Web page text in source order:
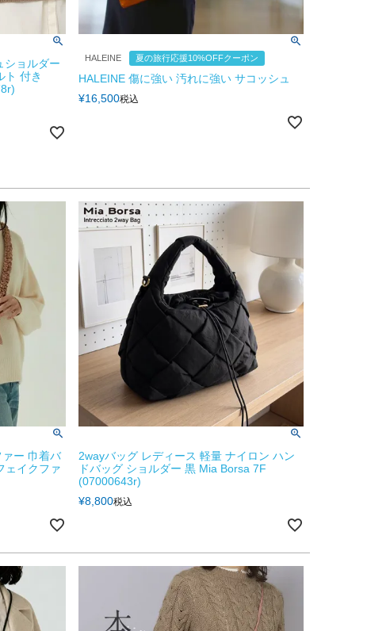
ョルダー
ト 付き
HALEINE 夏の旅行応援10%OFFクーポン
HALEINE 傷に強い 汚れに強い サコッシュ
¥16,500税込
ー 巾着バ
ェイクファ
2wayバッグ レディース 軽量 ナイロン ハン
ドバッグ ショルダー 黒 Mia Borsa 7F
(07000643r)
¥8,800税込